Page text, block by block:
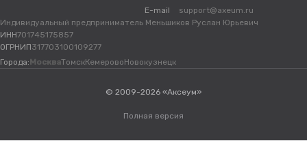
E-mail
support@axeum.ru
Индивидуальный предприниматель Меньшиков Руслан Юрьевич
ИНН701745175857
ОГРНИП317703100109277
Города: МоскваТомскКемеровоНовокузнецк
© 2009-2026 «Аксеум»
Полная версия